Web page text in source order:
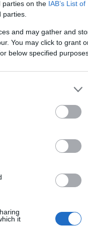
parties on the IAB’s List of
and may gather and
You may click to grant
below specified
it
2016
Óvoda
feltöltési
Elektromos
Elektronikai
Ola
lakótelepen
Zoltán Boci
Klára
Ola
Ola
szentelése
Joskar-Ola